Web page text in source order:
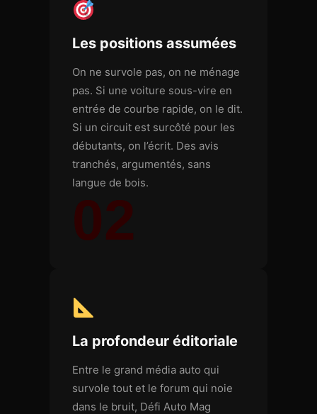
Les positions assumées
On ne survole pas, on ne ménage
pas. Si une voiture sous-vire en
entrée de courbe rapide, on le dit.
Si un circuit est surcôté pour les
débutants, on l’écrit. Des avis
tranchés, argumentés, sans
langue de bois.
02
La profondeur éditoriale
Entre le grand média auto qui
survole tout et le forum qui noie
dans le bruit, Défi Auto Mag